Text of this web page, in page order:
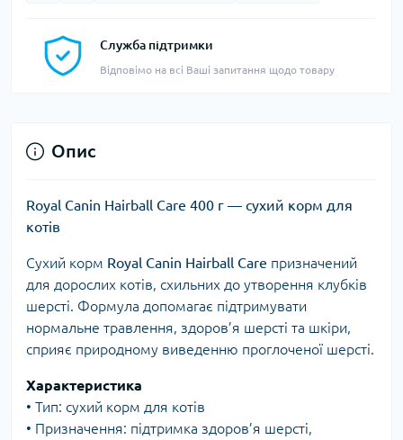
Служба підтримки
Відповімо на всі Ваші запитання щодо товару
Опис
Royal Canin Hairball Care 400 г — сухий корм для
котів
Сухий корм Royal Canin Hairball Care призначений
для дорослих котів, схильних до утворення клубків
шерсті. Формула допомагає підтримувати
нормальне травлення, здоров’я шерсті та шкіри,
сприяє природному виведенню проглоченої шерсті.
Характеристика
• Тип: сухий корм для котів
• Призначення: підтримка здоров’я шерсті,